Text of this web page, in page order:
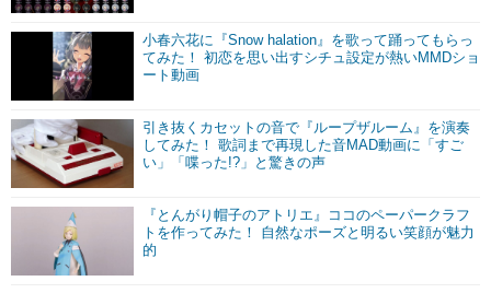
小春六花に『Snow halation』を歌って踊ってもらっ
てみた！ 初恋を思い出すシチュ設定が熱いMMDショ
ート動画
引き抜くカセットの音で『ループザルーム』を演奏
してみた！ 歌詞まで再現した音MAD動画に「すご
い」「喋った!?」と驚きの声
『とんがり帽子のアトリエ』ココのペーパークラフ
トを作ってみた！ 自然なポーズと明るい笑顔が魅力
的